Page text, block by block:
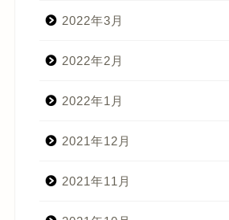
2022年3月
2022年2月
2022年1月
2021年12月
2021年11月